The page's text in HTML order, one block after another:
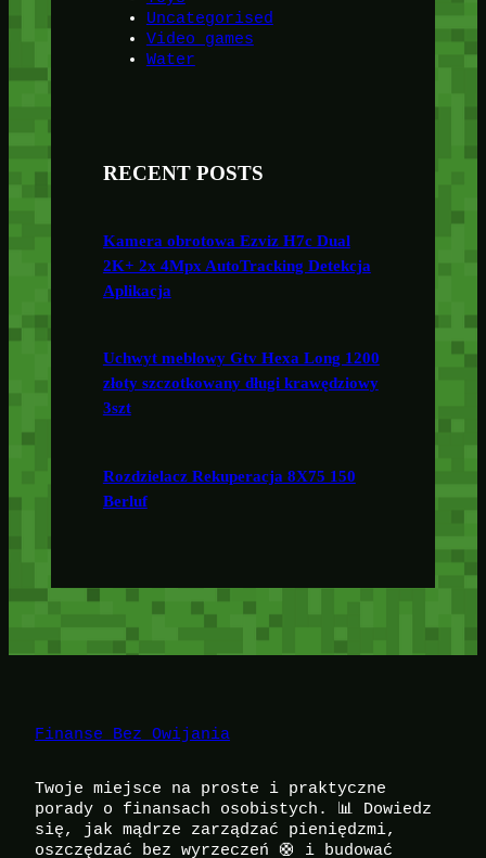
Uncategorised
Video games
Water
RECENT POSTS
Kamera obrotowa Ezviz H7c Dual
2K+ 2x 4Mpx AutoTracking Detekcja
Aplikacja
Uchwyt meblowy Gtv Hexa Long 1200
złoty szczotkowany długi krawędziowy
3szt
Rozdzielacz Rekuperacja 8X75 150
Berluf
Finanse Bez Owijania
Twoje miejsce na proste i praktyczne
porady o finansach osobistych. 📊 Dowiedz
się, jak mądrze zarządzać pieniędzmi,
oszczędzać bez wyrzeczeń 🛟 i budować